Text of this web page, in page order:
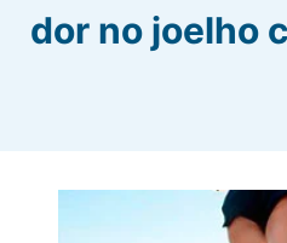
dor no joelho